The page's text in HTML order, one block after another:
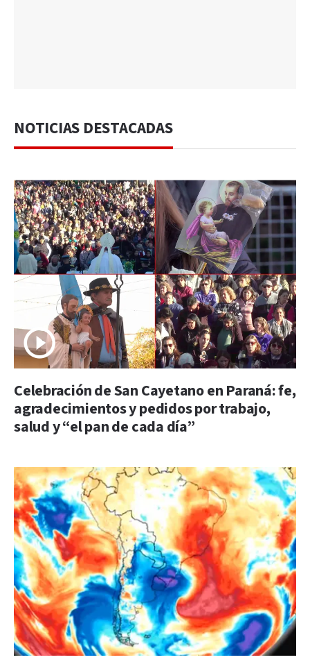
NOTICIAS DESTACADAS
Celebración de San Cayetano en Paraná: fe,
agradecimientos y pedidos por trabajo,
salud y “el pan de cada día”